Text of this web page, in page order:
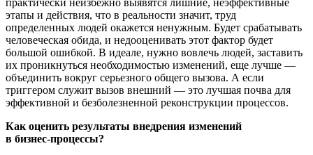
этапы и действия, что в реальности значит, труд
определенных людей окажется ненужным. Будет срабатывать
человеческая обида, и недооценивать этот фактор будет
большой ошибкой. В идеале, нужно вовлечь людей, заставить
их проникнуться необходимостью изменений, еще лучше —
объединить вокруг серьезного общего вызова. А если
триггером служит вызов внешний — это лучшая почва для
эффективной и безболезненной реконструкции процессов.
Как оценить результаты внедрения изменений
в бизнес-процессы?